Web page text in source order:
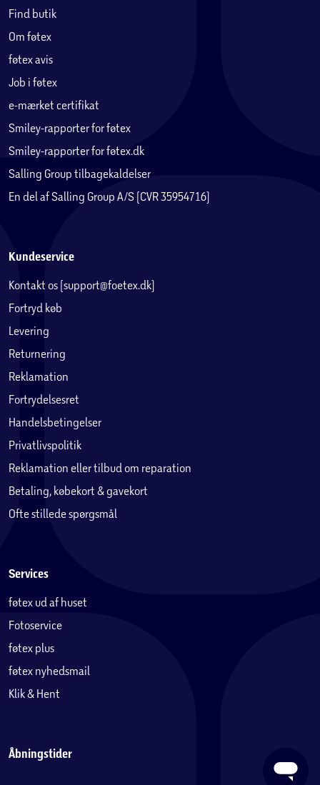
Find butik
Om føtex
føtex avis
Job i føtex
e-mærket certifikat
Smiley-rapporter for føtex
Smiley-rapporter for føtex.dk
Salling Group tilbagekaldelser
En del af Salling Group A/S (CVR 35954716)
Kundeservice
Kontakt os (support@foetex.dk)
Fortryd køb
Levering
Returnering
Reklamation
Fortrydelsesret
Handelsbetingelser
Privatlivspolitik
Reklamation eller tilbud om reparation
Betaling, købekort & gavekort
Ofte stillede spørgsmål
Services
føtex ud af huset
Fotoservice
føtex plus
føtex nyhedsmail
Klik & Hent
Åbningstider